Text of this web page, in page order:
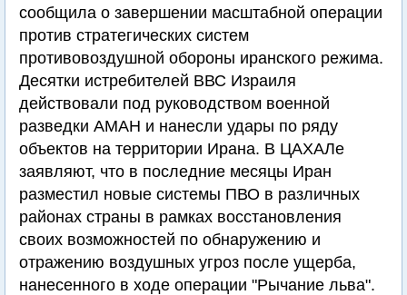
сообщила о завершении масштабной операции
против стратегических систем
противовоздушной обороны иранского режима.
Десятки истребителей ВВС Израиля
действовали под руководством военной
разведки АМАН и нанесли удары по ряду
объектов на территории Ирана. В ЦАХАЛе
заявляют, что в последние месяцы Иран
разместил новые системы ПВО в различных
районах страны в рамках восстановления
своих возможностей по обнаружению и
отражению воздушных угроз после ущерба,
нанесенного в ходе операции "Рычание льва".